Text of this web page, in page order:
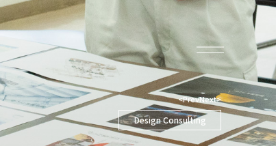
<PrevNext>
Design Consulting